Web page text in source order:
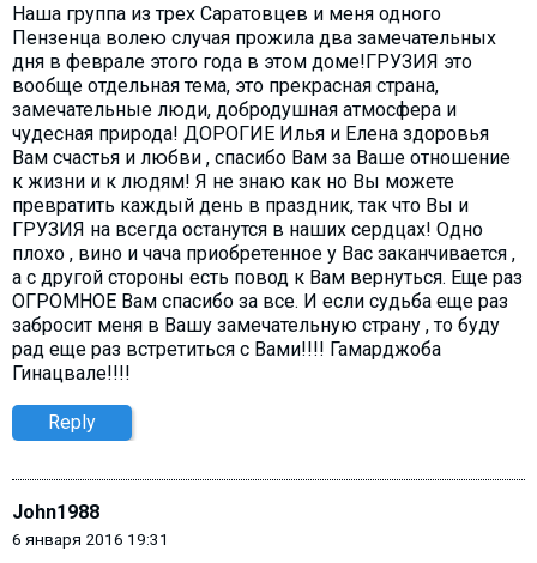
Наша группа из трех Саратовцев и меня одного
Пензенца волею случая прожила два замечательных
дня в феврале этого года в этом доме!ГРУЗИЯ это
вообще отдельная тема, это прекрасная страна,
замечательные люди, добродушная атмосфера и
чудесная природа! ДОРОГИЕ Илья и Елена здоровья
Вам счастья и любви , спасибо Вам за Ваше отношение
к жизни и к людям! Я не знаю как но Вы можете
превратить каждый день в праздник, так что Вы и
ГРУЗИЯ на всегда останутся в наших сердцах! Одно
плохо , вино и чача приобретенное у Вас заканчивается ,
а с другой стороны есть повод к Вам вернуться. Еще раз
ОГРОМНОЕ Вам спасибо за все. И если судьба еще раз
забросит меня в Вашу замечательную страну , то буду
рад еще раз встретиться с Вами!!!! Гамарджоба
Гинацвале!!!!
Reply
John1988
6 января 2016 19:31